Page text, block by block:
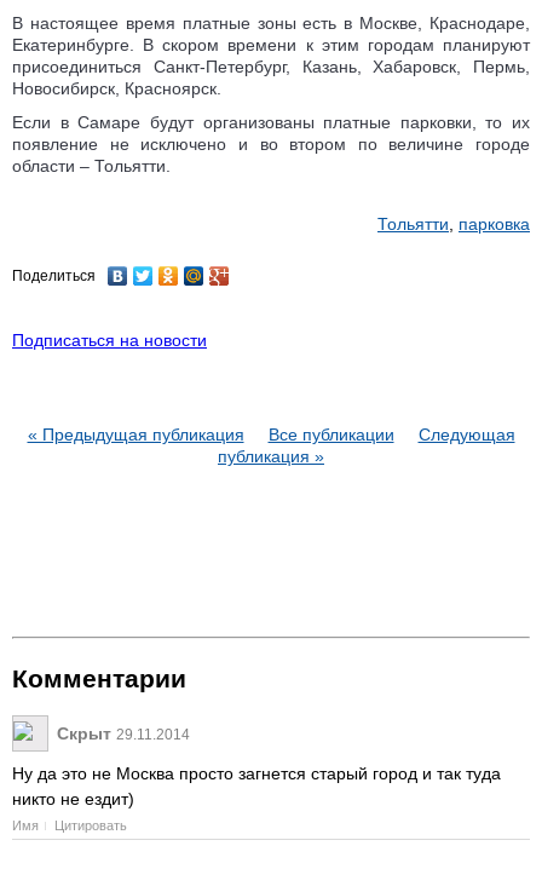
В настоящее время платные зоны есть в Москве, Краснодаре,
Екатеринбурге. В скором времени к этим городам планируют
присоединиться Санкт-Петербург, Казань, Хабаровск, Пермь,
Новосибирск, Красноярск.
Если в Самаре будут организованы платные парковки, то их
появление не исключено и во втором по величине городе
области – Тольятти.
Тольятти парковка
Поделиться
Подписаться на новости
« Предыдущая публикация Все публикации
Следующая
публикация »
Комментарии
Скрыт 29.11.2014
Ну да это не Москва просто загнется старый город и так туда
никто не ездит)
Имя Цитировать